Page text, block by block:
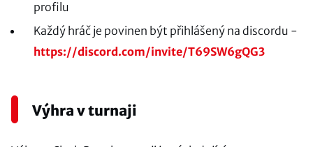
profilu
Každý hráč je povinen být přihlášený na discordu -
https://discord.com/invite/T69SW6gQG3
Výhra v turnaji